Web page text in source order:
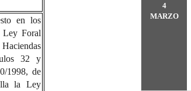
en los
Ley Foral
32 y
1998, de
la Ley
4
MARZO